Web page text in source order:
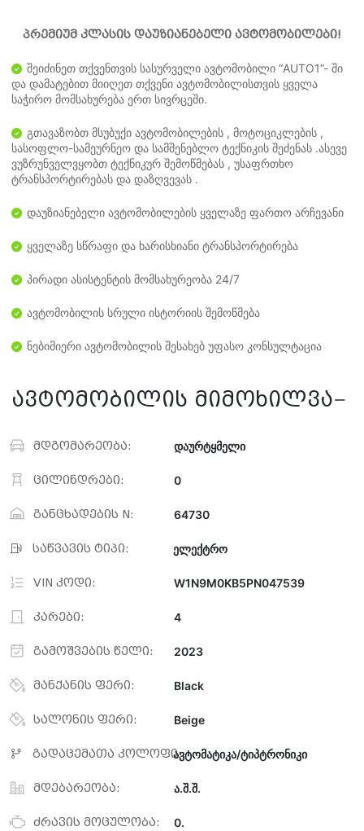
პრემიუმ კლასის დაუზიანებელი ავტომობილები!
შეიძინეთ თქვენთვის სასურველი ავტომობილი “AUTO1”- ში
და დამატებით მიიღეთ თქვენი ავტომობილისთვის ყველა
საჭირო მომსახურება ერთ სივრცეში.
გთავაზობთ მსუბუქი ავტომობილების , მოტოციკლების ,
სასოფლო-სამეურნეო და სამშენებლო ტექნიკის შეძენას .ასევე
ვუზრუნველვყობთ ტექნიკურ შემოწმებას , უსაფრთხო
ტრანსპორტირებას და დაზღვევას .
დაუზიანებელი ავტომობილების ყველაზე ფართო არჩევანი
ყველაზე სწრაფი და ხარისხიანი ტრანსპორტირება
პირადი ასისტენტის მომსახურეობა 24/7
ავტომობილის სრული ისტორიის შემოწმება
ნებიმიერი ავტომობილის შესახებ უფასო კონსულტაცია
ავტომობილის მიმოხილვა
მდგომარეობა: დაურტყმელი
ცილინდრები: 0
განცხადების N: 64730
საწვავის ტიპი: ელექტრო
VIN კოდი: W1N9M0KB5PN047539
კარები: 4
გამოშვების წელი: 2023
მანქანის ფერი: Black
სალონის ფერი: Beige
გადაცემათა კოლოფი:ავტომატიკა/ტიპტრონიკი
მდებარეობა: ა.შ.შ.
ძრავის მოცულობა: 0.